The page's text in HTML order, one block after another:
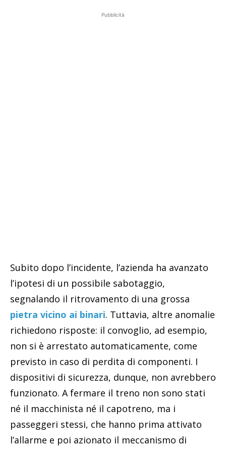
Pubblicità
Subito dopo l’incidente, l’azienda ha avanzato
l’ipotesi di un possibile sabotaggio,
segnalando il ritrovamento di una grossa
pietra vicino ai binari. Tuttavia, altre anomalie
richiedono risposte: il convoglio, ad esempio,
non si è arrestato automaticamente, come
previsto in caso di perdita di componenti. I
dispositivi di sicurezza, dunque, non avrebbero
funzionato. A fermare il treno non sono stati
né il macchinista né il capotreno, ma i
passeggeri stessi, che hanno prima attivato
l’allarme e poi azionato il meccanismo di